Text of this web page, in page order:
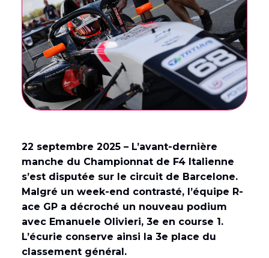
22 septembre 2025 – L’avant-dernière
manche du Championnat de F4 Italienne
s’est disputée sur le circuit de Barcelone.
Malgré un week-end contrasté, l’équipe R-
ace GP a décroché un nouveau podium
avec Emanuele Olivieri, 3e en course 1.
L’écurie conserve ainsi la 3e place du
classement général.